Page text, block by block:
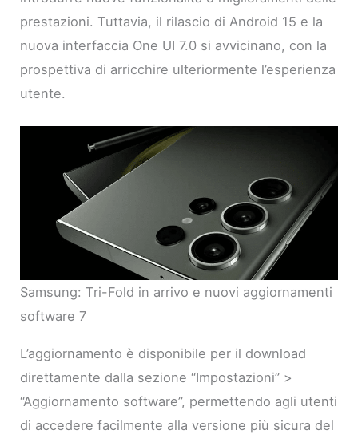
prestazioni. Tuttavia, il rilascio di Android 15 e la
nuova interfaccia One UI 7.0 si avvicinano, con la
prospettiva di arricchire ulteriormente l’esperienza
utente.
Samsung: Tri-Fold in arrivo e nuovi aggiornamenti
software 7
L’aggiornamento è disponibile per il download
direttamente dalla sezione “Impostazioni” >
“Aggiornamento software”, permettendo agli utenti
di accedere facilmente alla versione più sicura del